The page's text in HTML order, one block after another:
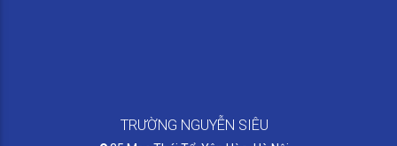
TRƯỜNG NGUYỄN SIÊU